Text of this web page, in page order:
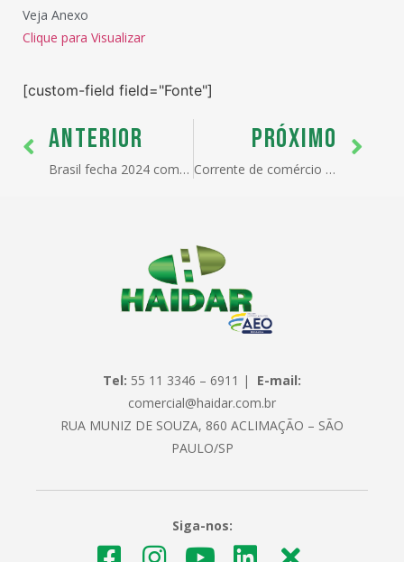
Veja Anexo
Clique para Visualizar
[custom-field field="Fonte"]
ANTERIOR
Brasil fecha 2024 com recorde de 28.847 empresas exportadoras
PRÓXIMO
Corrente de comércio chega a US$ 105,5 bi, de janeiro até a 1ª semana de março
Tel: 55 11 3346 – 6911 | E-mail:
comercial@haidar.com.br
RUA MUNIZ DE SOUZA, 860 ACLIMAÇÃO – SÃO
PAULO/SP
Siga-nos: